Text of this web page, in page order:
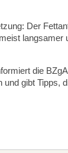
Der
langsamer
die
gibt Tipps,